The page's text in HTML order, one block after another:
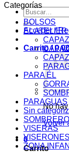
Buscar
por:
Acceder /
Carrito /
No
Volver
0
Carrito
Categorías
BOLSOS
EL
PARA ÉL
PARAGUAS
Sin
VISERAS
VISERONES
ZONA